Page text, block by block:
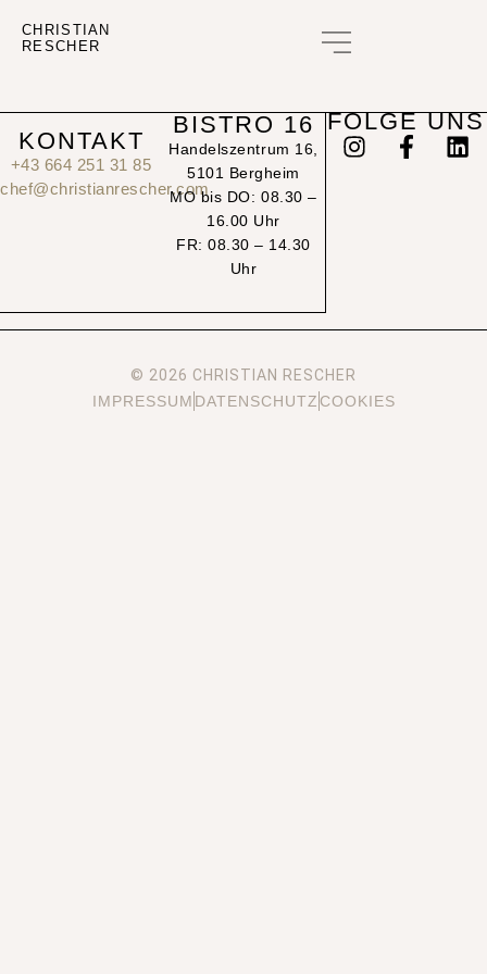
CHRISTIAN
RESCHER
KONTAKT
+43 664 251 31 85
chef@christianrescher.com
BISTRO 16
Handelszentrum 16,
5101 Bergheim
MO bis DO: 08.30 –
16.00 Uhr
FR: 08.30 – 14.30
Uhr
FOLGE UNS
© 2026 CHRISTIAN RESCHER
IMPRESSUM DATENSCHUTZ COOKIES